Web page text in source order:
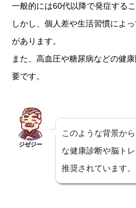
一般的には60代以降で発症する
しかし、個人差や生活習慣によ
があります。
また、高血圧や糖尿病などの健
要です。
ジゼジー
このような背景か
な健康診断や脳ト
推奨されています。